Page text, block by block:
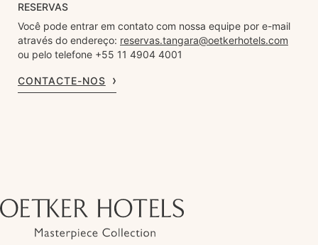
RESERVAS
Você pode entrar em contato com nossa equipe por e-mail
através do endereço: reservas.tangara@oetkerhotels.com
ou pelo telefone +55 11 4904 4001
CONTACTE-NOS